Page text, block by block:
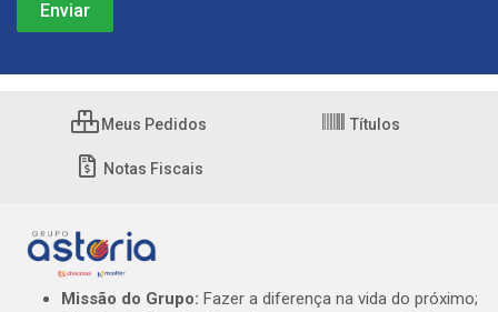
Meus Pedidos Títulos
Notas Fiscais
Missão do Grupo: Fazer a diferença na vida do próximo;